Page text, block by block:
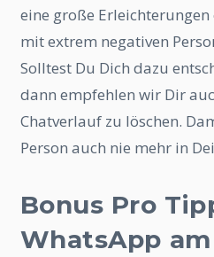
eine große
mit extrem negativen
Solltest Du Dich dazu
dann empfehlen wir Dir
Chatverlauf zu löschen.
Person auch nie mehr in
Bonus Pro
WhatsApp